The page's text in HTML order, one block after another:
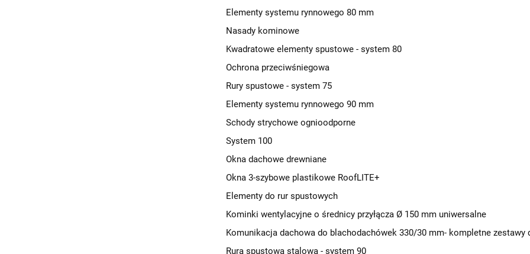
Elementy systemu rynnowego 80 mm
Nasady kominowe
Kwadratowe elementy spustowe - system 80
Ochrona przeciwśniegowa
Rury spustowe - system 75
Elementy systemu rynnowego 90 mm
Schody strychowe ognioodporne
System 100
Okna dachowe drewniane
Okna 3-szybowe plastikowe RoofLITE+
Elementy do rur spustowych
Kominki wentylacyjne o średnicy przyłącza Ø 150 mm uniwersalne
Komunikacja dachowa do blachodachówek 330/30 mm- kompletne zestawy
Rura spustowa stalowa - system 90